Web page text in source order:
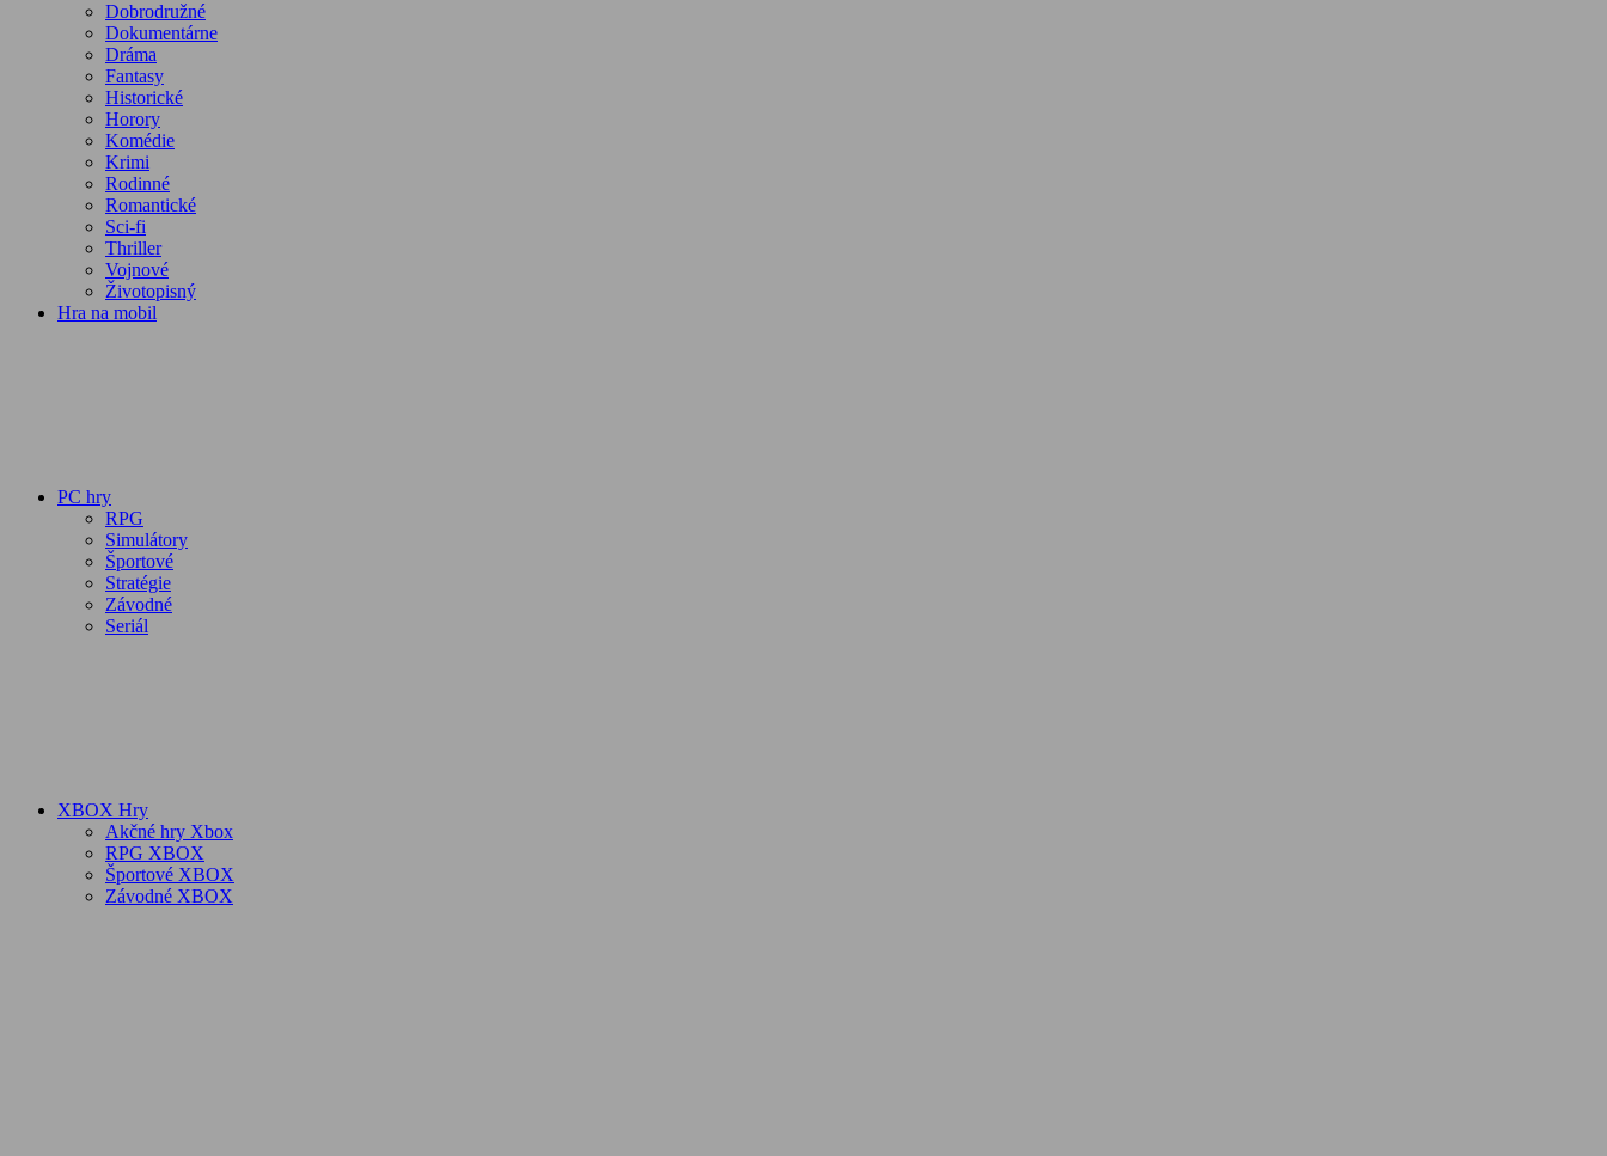
Dobrodružné
Dokumentárne
Dráma
Fantasy
Historické
Horory
Komédie
Krimi
Rodinné
Romantické
Sci-fi
Thriller
Vojnové
Životopisný
Hra na mobil
PC hry
RPG
Simulátory
Športové
Stratégie
Závodné
Seriál
XBOX Hry
Akčné hry Xbox
RPG XBOX
Športové XBOX
Závodné XBOX